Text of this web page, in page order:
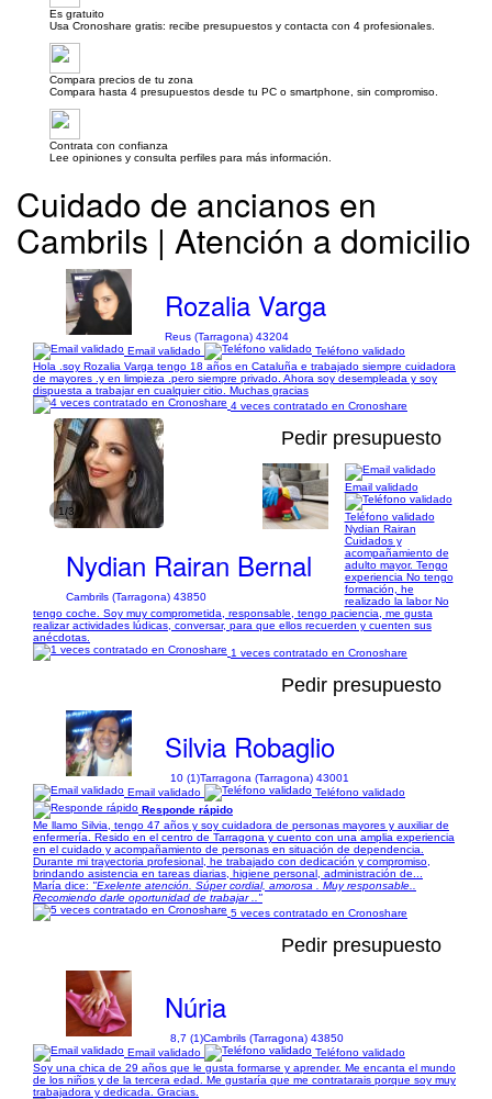
Es gratuito
Usa Cronoshare gratis: recibe presupuestos y contacta con 4 profesionales.
Compara precios de tu zona
Compara hasta 4 presupuestos desde tu PC o smartphone, sin compromiso.
Contrata con confianza
Lee opiniones y consulta perfiles para más información.
Cuidado de ancianos en
Cambrils | Atención a domicilio
Rozalia Varga
Reus (Tarragona) 43204
Email validado
Teléfono validado
Hola .soy Rozalia Varga tengo 18 años en Cataluña e trabajado siempre cuidadora
de mayores .y en limpieza .pero siempre privado. Ahora soy desempleada y soy
dispuesta a trabajar en cualquier citio. Muchas gracias
4 veces contratado en Cronoshare
1/3
Pedir presupuesto
Nydian Rairan Bernal
Cambrils (Tarragona) 43850
Email validado
Teléfono validado
Nydian Rairan
Cuidados y
acompañamiento de
adulto mayor. Tengo
experiencia No tengo
formación, he
realizado la labor No
tengo coche. Soy muy comprometida, responsable, tengo paciencia, me gusta
realizar actividades lúdicas, conversar, para que ellos recuerden y cuenten sus
anécdotas.
1 veces contratado en Cronoshare
Pedir presupuesto
Silvia Robaglio
10 (1)Tarragona (Tarragona) 43001
Email validado
Teléfono validado
Responde rápido
Me llamo Silvia, tengo 47 años y soy cuidadora de personas mayores y auxiliar de
enfermería. Resido en el centro de Tarragona y cuento con una amplia experiencia
en el cuidado y acompañamiento de personas en situación de dependencia.
Durante mi trayectoria profesional, he trabajado con dedicación y compromiso,
brindando asistencia en tareas diarias, higiene personal, administración de...
María dice: "Exelente atención. Súper cordial, amorosa . Muy responsable..
Recomiendo darle oportunidad de trabajar .."
5 veces contratado en Cronoshare
Pedir presupuesto
Núria
8,7 (1)Cambrils (Tarragona) 43850
Email validado
Teléfono validado
Soy una chica de 29 años que le gusta formarse y aprender. Me encanta el mundo
de los niños y de la tercera edad. Me gustaría que me contratarais porque soy muy
trabajadora y dedicada. Gracias.